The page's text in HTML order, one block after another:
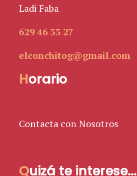
Ladi Faba
629 46 33 27
elconchitog@gmail.com
Horario
Contacta con Nosotros
Quizá te interese...